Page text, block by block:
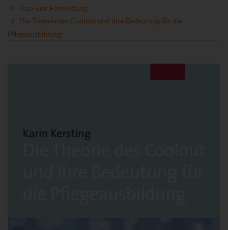
Aus- und Fortbildung
Die Theorie des Coolout und ihre Bedeutung für die
Pflegeausbildung